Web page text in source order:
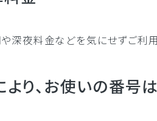
深夜料金などを気にせずご利
より、お使いの番号